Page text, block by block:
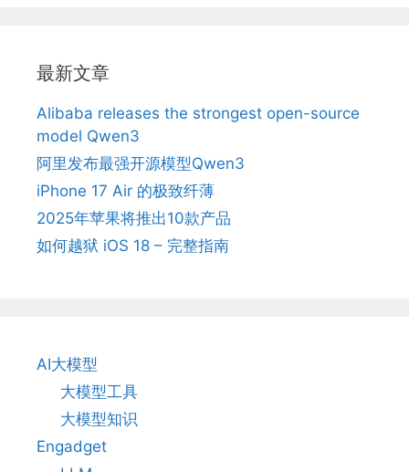
最新文章
Alibaba releases the strongest open-source
model Qwen3
阿里发布最强开源模型Qwen3
iPhone 17 Air 的极致纤薄
2025年苹果将推出10款产品
如何越狱 iOS 18 – 完整指南
AI大模型
大模型工具
大模型知识
Engadget